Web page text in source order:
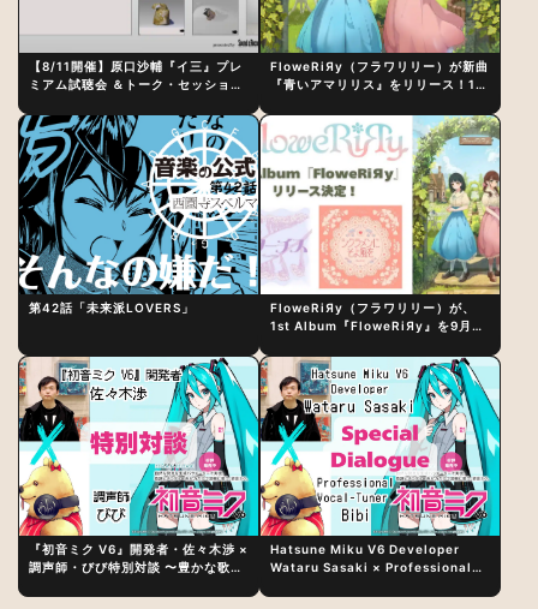
【8/11開催】原口沙輔『イ三』プレ
ミアム試聴会 ＆トーク・セッション
制作秘話
FloweRiЯy（フラワリリー）が新曲
『青いアマリリス』をリリース！1st
第42話「未来派LOVERS」
FloweRiЯy（フラワリリー）が、
1st Album『FloweRiЯy』を9月23
『初音ミク V6』開発者・佐々木渉 ×
調声師・びび特別対談 〜豊かな歌声
Hatsune Miku V6 Developer
Wataru Sasaki × Professional